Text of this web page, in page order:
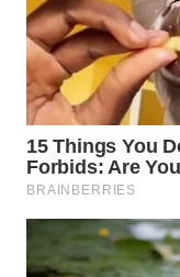
KALTIM
WN
SULSEL
WN
GORONTALO
WN
SULUT